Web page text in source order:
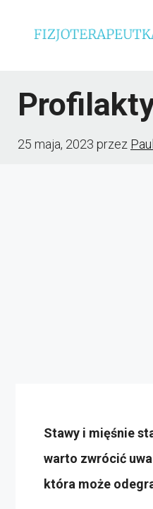
25 maja, 2023 przez
Stawy i mięśnie
warto zwrócić
która może